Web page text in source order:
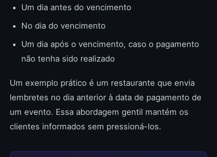
Um dia antes do vencimento
No dia do vencimento
Um dia após o vencimento, caso o pagamento
não tenha sido realizado
Um exemplo prático é um restaurante que envia
lembretes no dia anterior à data de pagamento de
um evento. Essa abordagem gentil mantém os
clientes informados sem pressioná-los.